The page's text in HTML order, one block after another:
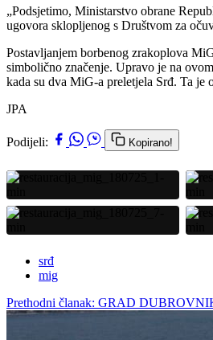
„Podsjetimo, Ministarstvo obrane
ugovora sklopljenog s Društvom za
Postavljanjem borbenog zrakoplova
simbolično značenje. Upravo je na
kada su dva MiG-a preletjela Srđ. Ta je
JPA
Podijeli: Kopirano!
srđ
mig
Prethodni članak: GRAD